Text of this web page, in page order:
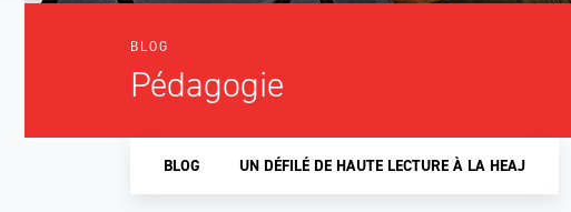
BLOG
Pédagogie
BLOG UN DÉFILÉ DE HAUTE LECTURE À LA HEAJ